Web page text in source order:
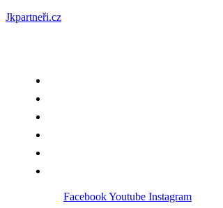
Jkpartneři.cz
FacebookYoutube Instagram